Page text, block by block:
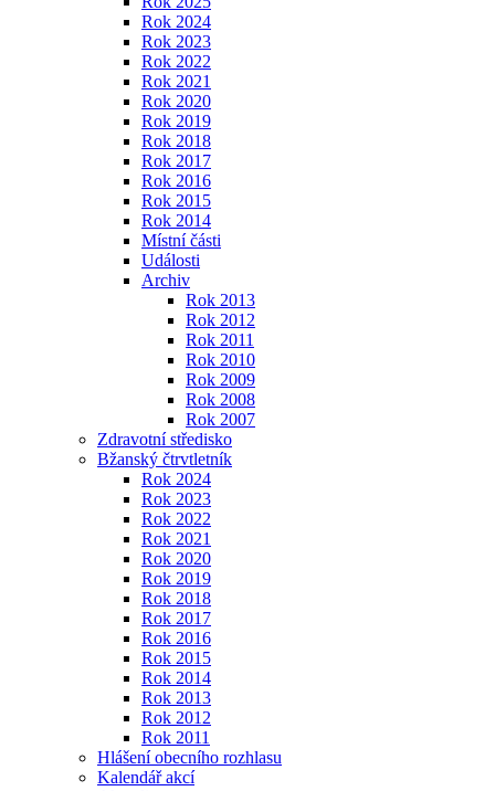
Rok 2024
Rok 2023
Rok 2022
Rok 2021
Rok 2020
Rok 2019
Rok 2018
Rok 2017
Rok 2016
Rok 2015
Rok 2014
Místní části
Události
Archiv
Rok 2013
Rok 2012
Rok 2011
Rok 2010
Rok 2009
Rok 2008
Rok 2007
Zdravotní středisko
Bžanský čtrvtletník
Rok 2024
Rok 2023
Rok 2022
Rok 2021
Rok 2020
Rok 2019
Rok 2018
Rok 2017
Rok 2016
Rok 2015
Rok 2014
Rok 2013
Rok 2012
Rok 2011
Hlášení obecního rozhlasu
Kalendář akcí